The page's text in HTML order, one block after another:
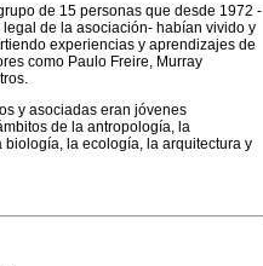
de 15 personas que desde 1972 -
de la asociación- habían vivido y
experiencias y aprendizajes de
como Paulo Freire, Murray
y asociadas eran jóvenes
de la antropología, la
la ecología, la arquitectura y